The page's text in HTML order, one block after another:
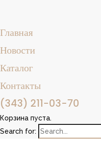
Главная
Новости
Каталог
Контакты
(343) 211-03-70
Корзина пуста.
Search for: